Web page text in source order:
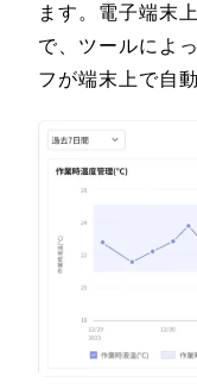
ます。電子端末
で、ツールによ
フが端末上で自